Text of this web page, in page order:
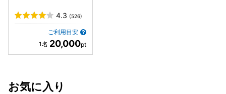
4.3 (526)
ご利用目安
20,000
お気に入り